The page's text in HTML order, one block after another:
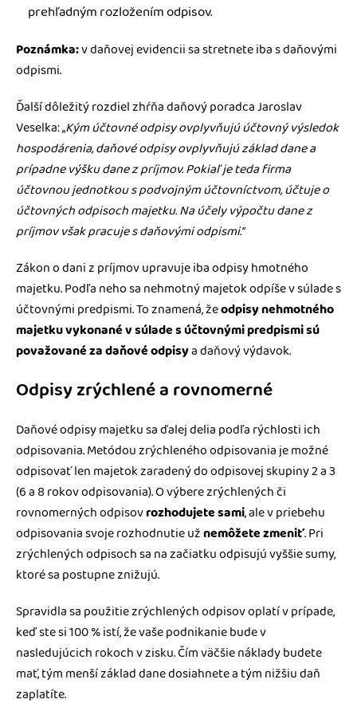
prehľadným rozložením odpisov.
Poznámka:v daňovej evidencii sa stretnete iba s daňovými
odpismi.
Ďalší dôležitý rozdiel zhŕňa daňový poradca Jaroslav
Veselka: „Kým účtovné odpisy ovplyvňujú účtovný výsledok
hospodárenia, daňové odpisy ovplyvňujú základ dane a
prípadne výšku dane z príjmov. Pokiaľ je teda firma
účtovnou jednotkou s podvojným účtovníctvom, účtuje o
účtovných odpisoch majetku. Na účely výpočtu dane z
príjmov však pracuje s daňovými odpismi.”
Zákon o dani z príjmov upravuje iba odpisy hmotného
majetku. Podľa neho sa nehmotný majetok odpíše v súlade s
účtovnými predpismi. To znamená, žeodpisy nehmotného
majetku vykonané v súlade s účtovnými predpismi sú
považované za daňové odpisya daňový výdavok.
Odpisy zrýchlené a rovnomerné
Daňové odpisy majetku sa ďalej delia podľa rýchlosti ich
odpisovania. Metódou zrýchleného odpisovania je možné
odpisovať len majetok zaradený do odpisovej skupiny 2 a 3
(6 a 8 rokov odpisovania). O výbere zrýchlených či
rovnomerných odpisovrozhodujete sami, ale v priebehu
odpisovania svoje rozhodnutie užnemôžete zmeniť. Pri
zrýchlených odpisoch sa na začiatku odpisujú vyššie sumy,
ktoré sa postupne znižujú.
Spravidla sa použitie zrýchlených odpisov oplatí v prípade,
keď ste si 100 % istí, že vaše podnikanie bude v
nasledujúcich rokoch v zisku. Čím väčšie náklady budete
mať, tým menší základ dane dosiahnete a tým nižšiu daň
zaplatíte.